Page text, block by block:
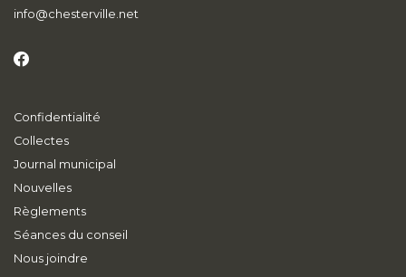
info@chesterville.net
Confidentialité
Collectes
Journal municipal
Nouvelles
Règlements
Séances du conseil
Nous joindre